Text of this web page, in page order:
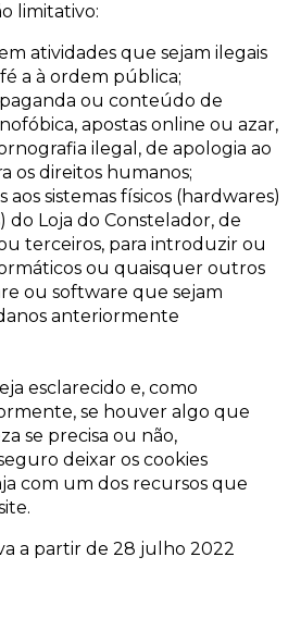
limitativo:
atividades que sejam ilegais
a à ordem pública;
ou conteúdo de
apostas online ou azar,
ilegal, de apologia ao
os direitos humanos;
aos sistemas físicos (hardwares)
do Loja do Constelador, de
terceiros, para introduzir ou
ou quaisquer outros
ou software que sejam
anteriormente
esclarecido e, como
se houver algo que
se precisa ou não,
deixar os cookies
com um dos recursos que
a partir de 28 julho 2022